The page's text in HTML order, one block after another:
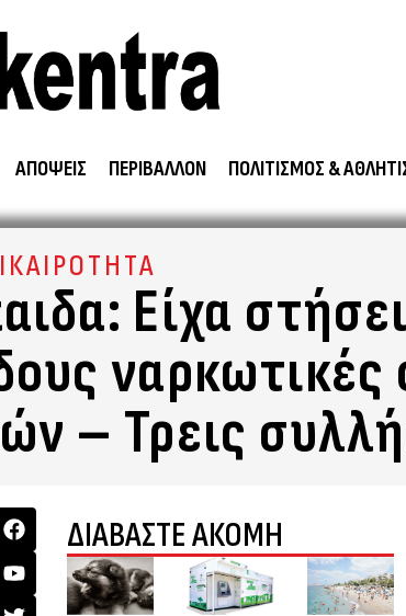
ΑΠΟΨΕΙΣ ΠΕΡΙΒΑΛΛΟΝ ΠΟΛΙΤΙΣΜΟΣ &
Είχα
ναρκωτικές
– Τρεις
ΔΙΑΒΑΣΤΕ ΑΚΟΜΗ